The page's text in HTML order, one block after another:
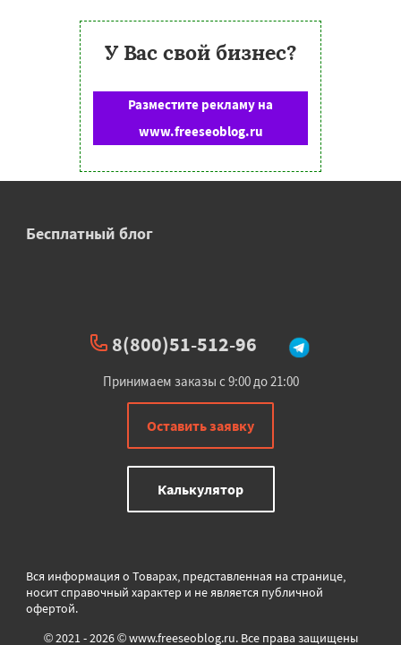
У Вас свой бизнес?
Разместите рекламу на
www.freeseoblog.ru
Бесплатный блог
8(800)51-512-96
Принимаем заказы с 9:00 до 21:00
Оставить заявку
Калькулятор
Вся информация о Товарах, представленная на странице,
носит справочный характер и не является публичной
офертой.
© 2021 - 2026 © www.freeseoblog.ru. Все права защищены